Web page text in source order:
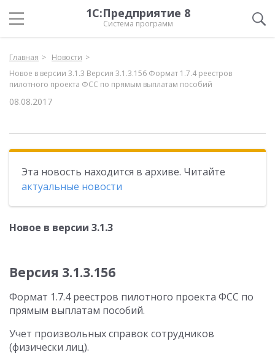
1С:Предприятие 8
Система программ
Главная
Новости
Новое в версии 3.1.3 Версия 3.1.3.156 Формат 1.7.4 реестров
пилотного проекта ФСС по прямым выплатам пособий
08.08.2017
Эта новость находится в архиве. Читайте
актуальные новости
Новое в версии 3.1.3
Версия 3.1.3.156
Формат 1.7.4 реестров пилотного проекта ФСС по
прямым выплатам пособий.
Учет произвольных справок сотрудников
(физически лиц).